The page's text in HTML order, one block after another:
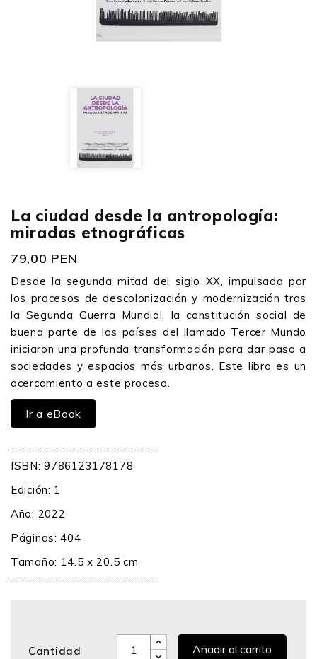
La ciudad desde la antropología:
miradas etnográficas
79,00 PEN
Desde la segunda mitad del siglo XX, impulsada por
los procesos de descolonización y modernización tras
la Segunda Guerra Mundial, la constitución social de
buena parte de los países del llamado Tercer Mundo
iniciaron una profunda transformación para dar paso a
sociedades y espacios más urbanos. Este libro es un
acercamiento a este proceso.
Ir a eBook
ISBN: 9786123178178
Edición: 1
Año: 2022
Páginas: 404
Tamaño: 14.5 x 20.5 cm
Cantidad Añadir al carrito